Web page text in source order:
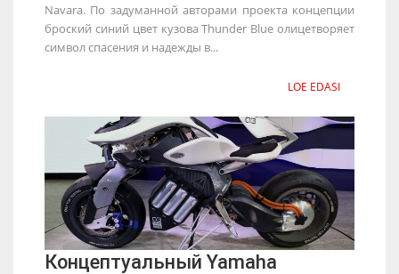
Navara. По задуманной авторами проекта концепции
броский синий цвет кузова Thunder Blue олицетворяет
символ спасения и надежды в...
LOE EDASI
Концептуальный Yamaha